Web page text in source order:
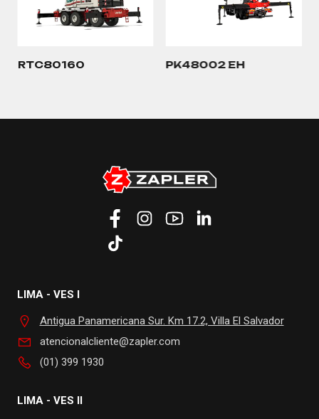
RTC80160 PK48002 EH
LIMA - VES I
Antigua Panamericana Sur. Km 17.2, Villa El Salvador
atencionalcliente@zapler.com
(01) 399 1930
LIMA - VES II